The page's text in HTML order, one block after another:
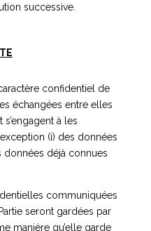
successive.
confidentiel de
échangées entre elles
à les
(i) des données
données déjà connues
communiquées
seront gardées par
manière qu’elle garde